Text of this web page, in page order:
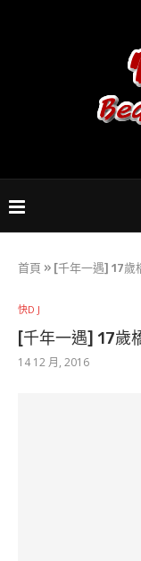
首頁 » [千年一遇] 17歲
快D J
[千年一遇] 17歲
14 12 月, 2016